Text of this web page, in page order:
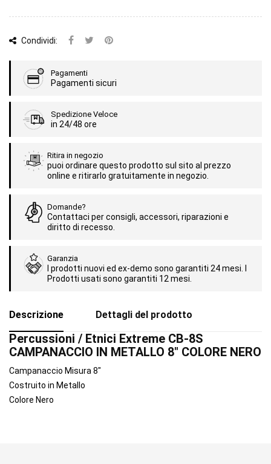
Condividi:
Pagamenti
Pagamenti sicuri
Spedizione Veloce
in 24/48 ore
Ritira in negozio
puoi ordinare questo prodotto sul sito al prezzo
online e ritirarlo gratuitamente in negozio.
Domande?
Contattaci per consigli, accessori, riparazioni e
diritto di recesso.
Garanzia
I prodotti nuovi ed ex-demo sono garantiti 24 mesi. I
Prodotti usati sono garantiti 12 mesi.
Descrizione Dettagli del prodotto
Percussioni / Etnici Extreme CB-8S
CAMPANACCIO IN METALLO 8" COLORE NERO
Campanaccio Misura 8"
Costruito in Metallo
Colore Nero